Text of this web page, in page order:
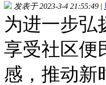
发表于 2023-3-4 21:55:49 |
为进一步弘
享受社区便
感，推动新